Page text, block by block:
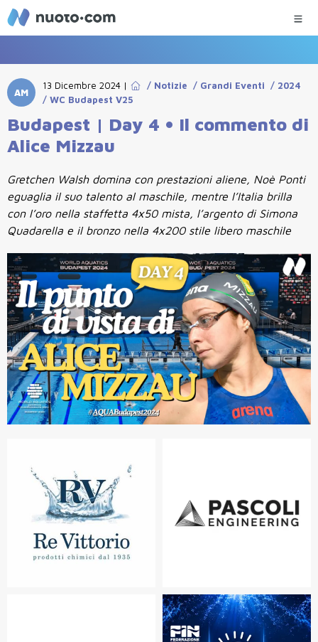
AM
13 Dicembre 2024 | / Notizie / Grandi Eventi / 2024
/ WC Budapest V25
Budapest | Day 4 • Il commento di
Alice Mizzau
Gretchen Walsh domina con prestazioni aliene, Noè Ponti
eguaglia il suo talento al maschile, mentre l’Italia brilla
con l’oro nella staffetta 4x50 mista, l’argento di Simona
Quadarella e il bronzo nella 4x200 stile libero maschile